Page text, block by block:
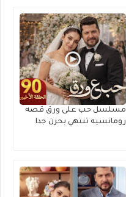
مسلسل حب على ورق قصه
رومانسيه تنتهي بحزن جدا